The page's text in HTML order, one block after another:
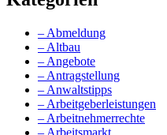
– Abmeldung
– Altbau
– Angebote
– Antragstellung
– Anwaltstipps
– Arbeitgeberleistungen
– Arbeitnehmerrechte